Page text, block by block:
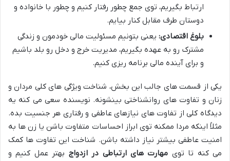
ارتباط بگیریم، توی جمع چطور رفتار کنیم و چطور با خانواده و
دوستان طرف مقابل کنار بیایم.
بلوغ اقتصادی: یعنی بتونیم مسئولیت مالی خودمون و زندگی
مشترک رو به عهده بگیریم، مدیریت خرج و دخل رو بلد باشیم
و برای آینده مالی برنامه ریزی کنیم.
یکی از قسمت های جالب این بخش، شناخت ویژگی های کلی مردان و
زنان و تفاوت های روانشناختی بینشونه. نویسنده سعی می کنه یه
دیدگاه کلی از تفاوت های نیازهای عاطفی و رفتاری هر جنسیت بده.
مثلاً اینکه مردا ممکنه توی ابراز احساسات متفاوت باشن یا زن ها به
امنیت عاطفی بیشتر نیاز داشته باشن. شناخت این تفاوت ها کمک
می کنه تا توی مهارت های ارتباطی در ازدواج بهتر عمل کنیم و